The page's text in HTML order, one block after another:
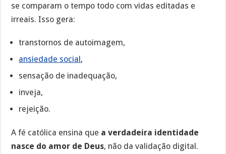
se comparam o tempo todo com vidas editadas e
irreais. Isso gera:
transtornos de autoimagem,
ansiedade social,
sensação de inadequação,
inveja,
rejeição.
A fé católica ensina que a verdadeira identidade
nasce do amor de Deus, não da validação digital.